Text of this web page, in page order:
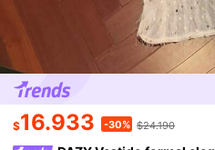
$16.933 -30% $24.190